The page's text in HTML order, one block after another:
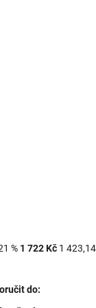
% 1 722 Kč 1
do: